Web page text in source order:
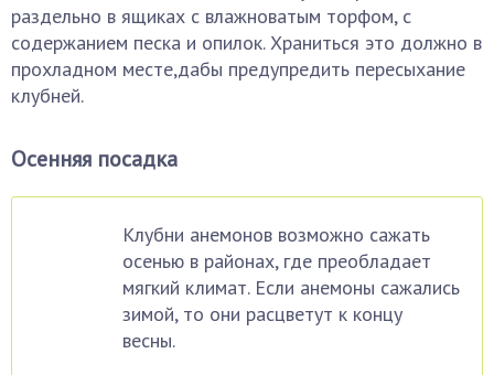
раздельно в ящиках с влажноватым торфом, с
содержанием песка и опилок. Храниться это должно в
прохладном месте,дабы предупредить пересыхание
клубней.
Осенняя посадка
Клубни анемонов возможно сажать
осенью в районах, где преобладает
мягкий климат. Если анемоны сажались
зимой, то они расцветут к концу
весны.